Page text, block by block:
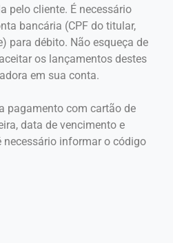
pelo cliente. É necessário
bancária (CPF do titular,
para débito. Não esqueça de
os lançamentos destes
em sua conta.
pagamento com cartão de
data de vencimento e
necessário informar o código